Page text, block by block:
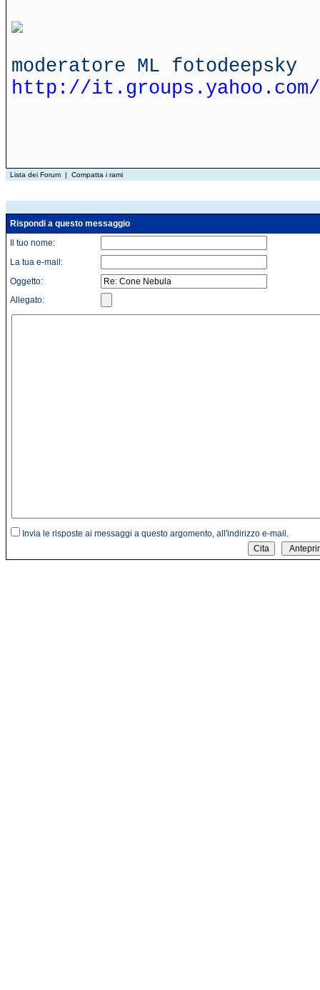
moderatore ML fotodeepsky
http://it.groups.yahoo.com/
Lista dei Forum | Compatta i rami
Rispondi a questo messaggio
Il tuo nome:
La tua e-mail:
Oggetto:
Allegato:
Invia le risposte ai messaggi a questo argomento, all'indirizzo e-mail.